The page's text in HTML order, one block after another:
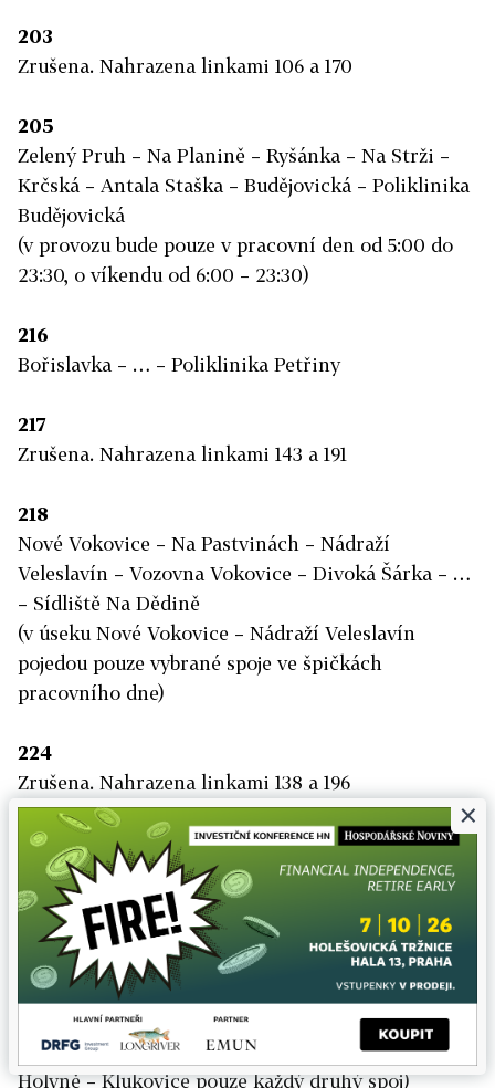
203
Zrušena. Nahrazena linkami 106 a 170
205
Zelený Pruh – Na Planině – Ryšánka – Na Strži –
Krčská – Antala Staška – Budějovická – Poliklinika
Budějovická
(v provozu bude pouze v pracovní den od 5:00 do
23:30, o víkendu od 6:00 – 23:30)
216
Bořislavka – … – Poliklinika Petřiny
217
Zrušena. Nahrazena linkami 143 a 191
218
Nové Vokovice – Na Pastvinách – Nádraží
Veleslavín – Vozovna Vokovice – Divoká Šárka – …
– Sídliště Na Dědině
(v úseku Nové Vokovice – Nádraží Veleslavín
pojedou pouze vybrané spoje ve špičkách
pracovního dne)
224
Zrušena. Nahrazena linkami 138 a 196
230
Sídliště Stodůlky – … – Řeporyjské náměstí –
Zahrádky – Holyně – Pod Mezí – Za Farou – … –
Štěpařská – Grussova – Klukovice – Poliklinika
Barrandov – Chaplinovo náměstí – Högerova – Na
Vrškách – Filmové Ateliéry
(v úseku Sídliště Stodůlky – Holyně pojedou pouze
vybrané spoje ve špičkách pracovního dne, v úseku
Holyně – Klukovice pouze každý druhý spoj)
×